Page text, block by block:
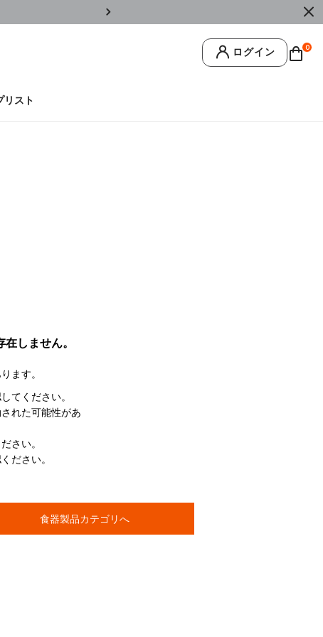
￥
ログイン 0
リスト
しません。
ます。
てください。
れた可能性があ
さい。
ださい。
食器製品カテゴリへ